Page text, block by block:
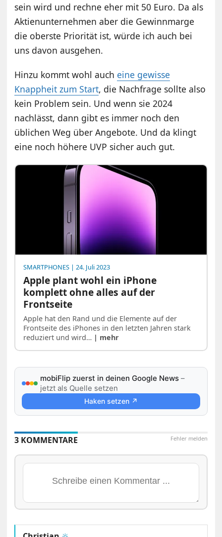
sein wird und rechne eher mit 50 Euro. Da als
Aktienunternehmen aber die Gewinnmarge
die oberste Priorität ist, würde ich auch bei
uns davon ausgehen.
Hinzu kommt wohl auch eine gewisse
Knappheit zum Start, die Nachfrage sollte also
kein Problem sein. Und wenn sie 2024
nachlässt, dann gibt es immer noch den
üblichen Weg über Angebote. Und da klingt
eine noch höhere UVP sicher auch gut.
SMARTPHONES | 24. Juli 2023
Apple plant wohl ein iPhone
komplett ohne alles auf der
Frontseite
Apple hat den Rand und die Elemente auf der
Frontseite des iPhones in den letzten Jahren stark
reduziert und wird… | mehr
mobiFlip zuerst in deinen Google News –
jetzt als Quelle setzen
Haken setzen ↗
Fehler melden
3 KOMMENTARE